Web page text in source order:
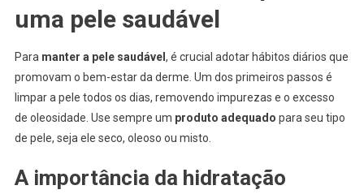
uma pele saudável
Para manter a pele saudável , é crucial adotar hábitos diários que
promovam o bem-estar da derme. Um dos primeiros passos é
limpar a pele todos os dias, removendo impurezas e o excesso
de oleosidade. Use sempre um produto adequado para seu tipo
de pele, seja ele seco, oleoso ou misto.
A importância da hidratação